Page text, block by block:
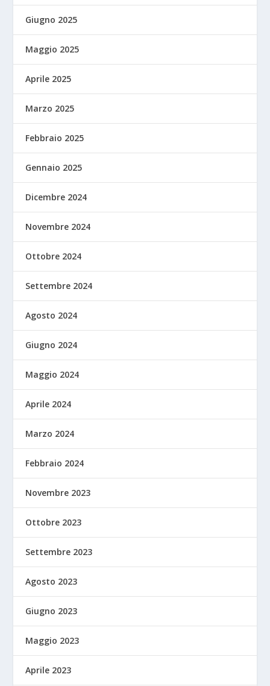
Giugno 2025
Maggio 2025
Aprile 2025
Marzo 2025
Febbraio 2025
Gennaio 2025
Dicembre 2024
Novembre 2024
Ottobre 2024
Settembre 2024
Agosto 2024
Giugno 2024
Maggio 2024
Aprile 2024
Marzo 2024
Febbraio 2024
Novembre 2023
Ottobre 2023
Settembre 2023
Agosto 2023
Giugno 2023
Maggio 2023
Aprile 2023